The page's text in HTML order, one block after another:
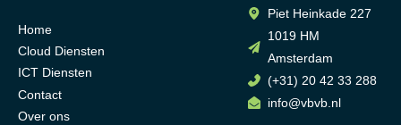
Home
Cloud Diensten
ICT Diensten
Contact
Over ons
Piet Heinkade 227
1019 HM
Amsterdam
(+31) 20 42 33 288
info@vbvb.nl